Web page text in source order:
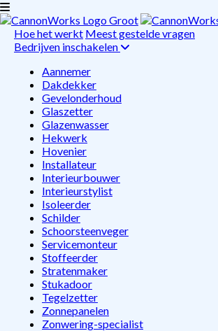
Hoe het werkt Meest gestelde vragen
Bedrijven inschakelen
Aannemer
Dakdekker
Gevelonderhoud
Glaszetter
Glazenwasser
Hekwerk
Hovenier
Installateur
Interieurbouwer
Interieurstylist
Isoleerder
Schilder
Schoorsteenveger
Servicemonteur
Stoffeerder
Stratenmaker
Stukadoor
Tegelzetter
Zonnepanelen
Zonwering-specialist